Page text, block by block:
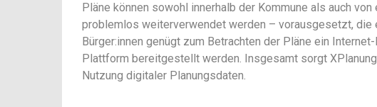
Pläne können sowohl innerhalb der Kommune als auch
problemlos weiterverwendet werden – vorausgesetzt,
Bürger:innen genügt zum Betrachten der Pläne ein
Plattform bereitgestellt werden. Insgesamt sorgt
Nutzung digitaler Planungsdaten.